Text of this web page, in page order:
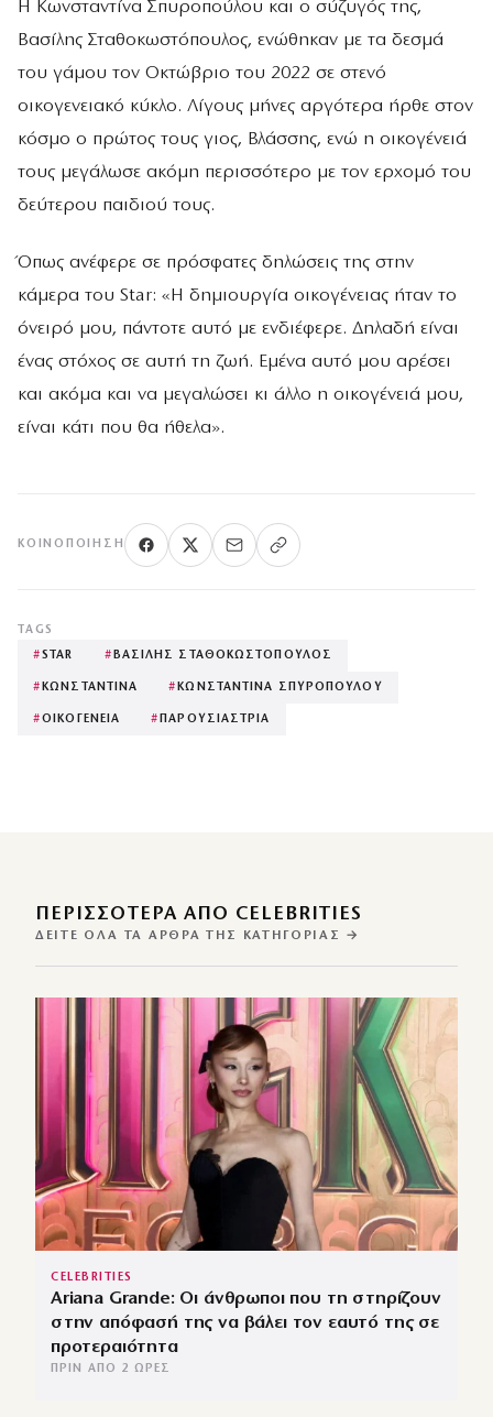
Η Κωνσταντίνα Σπυροπούλου και ο σύζυγός της,
Βασίλης Σταθοκωστόπουλος, ενώθηκαν με τα δεσμά
του γάμου τον Οκτώβριο του 2022 σε στενό
οικογενειακό κύκλο. Λίγους μήνες αργότερα ήρθε στον
κόσμο ο πρώτος τους γιος, Βλάσσης, ενώ η οικογένειά
τους μεγάλωσε ακόμη περισσότερο με τον ερχομό του
δεύτερου παιδιού τους.
Όπως ανέφερε σε πρόσφατες δηλώσεις της στην
κάμερα του Star: «Η δημιουργία οικογένειας ήταν το
όνειρό μου, πάντοτε αυτό με ενδιέφερε. Δηλαδή είναι
ένας στόχος σε αυτή τη ζωή. Εμένα αυτό μου αρέσει
και ακόμα και να μεγαλώσει κι άλλο η οικογένειά μου,
είναι κάτι που θα ήθελα».
ΚΟΙΝΟΠΟΊΗΣΗ
TAGS
#STAR # ΒΑΣΙΛΗΣ ΣΤΑΘΟΚΩΣΤΟΠΟΥΛΟΣ
# ΚΩΝΣΤΑΝΤΙΝΑ # ΚΩΝΣΤΑΝΤΙΝΑ ΣΠΥΡΟΠΟΥΛΟΥ
#ΟΙΚΟΓΕΝΕΙΑ # ΠΑΡΟΥΣΙΑΣΤΡΙΑ
ΠΕΡΙΣΣΌΤΕΡΑ ΑΠΌ CELEBRITIES
ΔΕΊΤΕ ΌΛΑ ΤΑ ΆΡΘΡΑ ΤΗΣ ΚΑΤΗΓΟΡΊΑΣ →
CELEBRITIES
Ariana Grande: Οι άνθρωποι που τη στηρίζουν
στην απόφασή της να βάλει τον εαυτό της σε
προτεραιότητα
ΠΡΙΝ ΑΠΌ 2 ΏΡΕΣ